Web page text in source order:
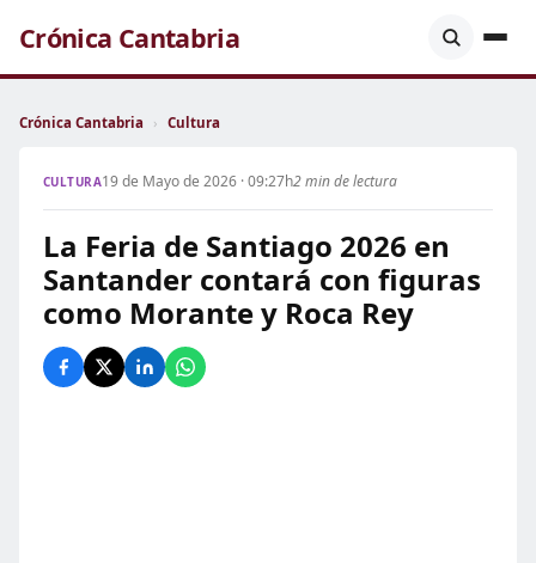
Crónica Cantabria
Crónica Cantabria › Cultura
CULTURA19 de Mayo de 2026 · 09:27h2 min de lectura
La Feria de Santiago 2026 en
Santander contará con figuras
como Morante y Roca Rey